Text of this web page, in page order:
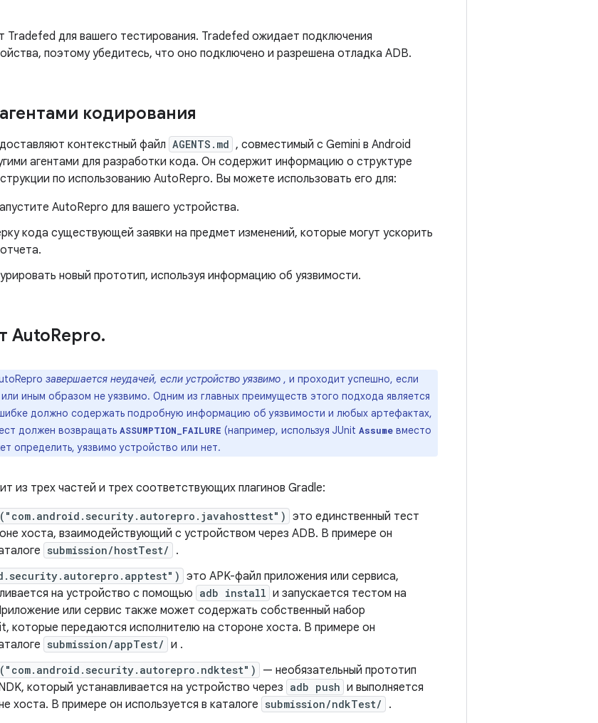
Tradefed для вашего тестирования. Tradefed ожидает подключения
поэтому убедитесь, что оно подключено и разрешена отладка ADB.
кодирования
контекстный файл AGENTS.md , совместимый с Gemini в Android
агентами для разработки кода. Он содержит информацию о структуре
по использованию AutoRepro. Вы можете использовать его для:
AutoRepro для вашего устройства.
кода существующей заявки на предмет изменений, которые могут ускорить
новый прототип, используя информацию об уязвимости.
AutoRepro.
завершается неудачей, если устройство уязвимо , и проходит успешно, если
иным образом не уязвимо. Одним из главных преимуществ этого подхода является
должно содержать подробную информацию об уязвимости и любых артефактах,
должен возвращать ASSUMPTION_FAILURE (например, используя JUnit Assume вместо
определить, уязвимо устройство или нет.
из трех частей и трех соответствующих плагинов Gradle:
это единственный тест
хоста, взаимодействующий с устройством через ADB. В примере он
submission/hostTest/ .
это APK-файл приложения или сервиса,
на устройство с помощью adb install и запускается тестом на
или сервис также может содержать собственный набор
которые передаются исполнителю на стороне хоста. В примере он
submission/appTest/ и .
— необязательный прототип
который устанавливается на устройство через adb push и выполняется
хоста. В примере он используется в каталоге submission/ndkTest/ .